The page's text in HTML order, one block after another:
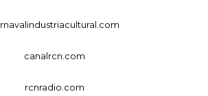
canalrcn.com
rcnradio.com